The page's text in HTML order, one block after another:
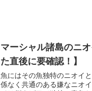
マーシャル諸島のニ
た直後に要確認！】
魚にはその魚独特のニオイ
係なく共通のある嫌なニオ